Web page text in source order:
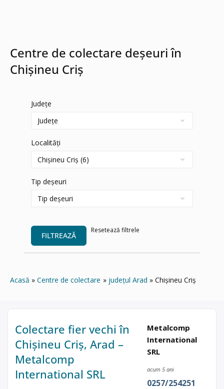
Centre de colectare deșeuri în
Chișineu Criș
Județe
Localități
Tip deșeuri
FILTREAZĂ
Resetează filtrele
Acasă Centre de colectare județul Arad Chișineu Criș
Colectare fier vechi în
Chișineu Criș, Arad –
Metalcomp
International SRL
Metalcomp
International
SRL
acum 5 ani
0257/254251